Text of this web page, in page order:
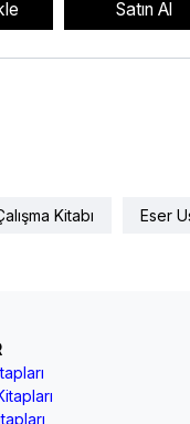
Satın Al
Kitabı Eser